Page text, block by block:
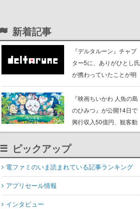
新着記事
『デルタルーン』チャプ
ター5に、ありがひとし氏
が携わっていたことが明
らかに。『ポケットモン
スター』シリーズのポケ
モンデザインやマンガ
『ロックマンメガミック
ス』などで知られる
『映画ちいかわ 人魚の島
のひみつ』が公開14日で
興行収入50億円、観客動
員数が350万人を突破。8
島二郎、なんか懐いてる
鳥などの第二弾グッズも
ピックアップ
電ファミのいま読まれている記事ランキング
アプリセール情報
インタビュー